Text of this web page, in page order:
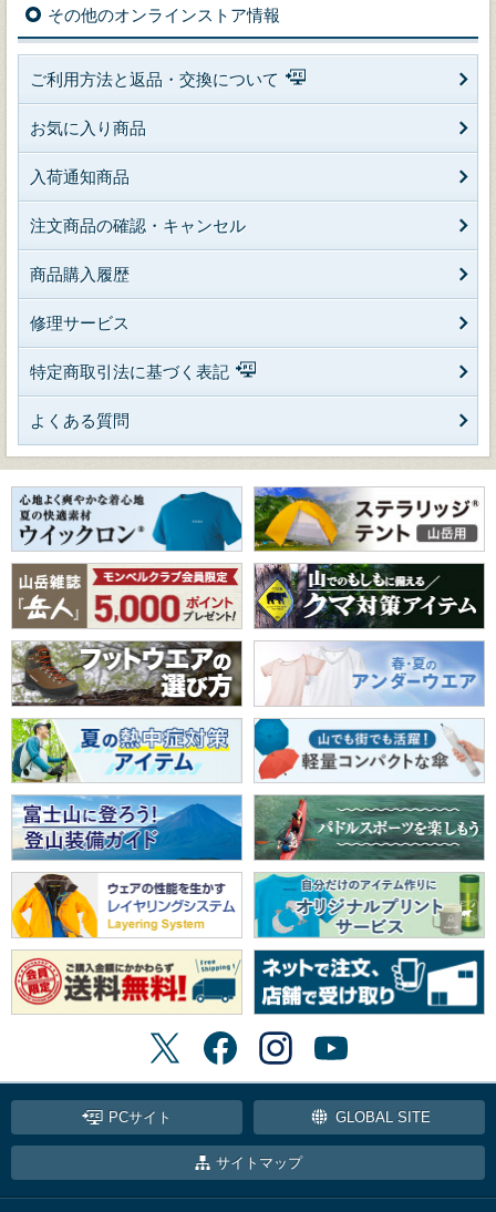
その他のオンラインストア情報
ご利用方法と返品・交換について
お気に入り商品
入荷通知商品
注文商品の確認・キャンセル
商品購入履歴
修理サービス
特定商取引法に基づく表記
よくある質問
PCサイト GLOBAL SITE
サイトマップ